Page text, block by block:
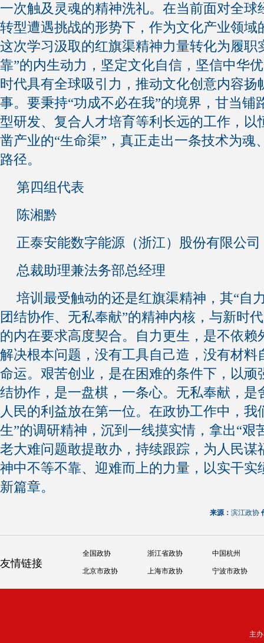
一次触及灵魂的精神洗礼。在当前面对全球
转型遭遇挑战的形势下，作为文化产业领域
这次学习汲取的红旗渠精神力量转化为履职
靠”的内生动力，坚定文化自信，坚信中华
时代具有全球吸引力，推动文化创意内容扬
事。要秉持“功成不必在我”的境界，甘当铺
型研发、复合人才培育等利长远的工作，以
凿产业的“生命渠”，真正走出一条技术为魂
路径。
第四组代表
陈湘黔
正泰安能数字能源（浙江）股份有限公司
总裁助理兼法务部总经理
培训最受触动的还是红旗渠精神，其“自
团结协作、无私奉献”的精神内核，与新时
的内在要求高度契合。自力更生，是不依赖
解决根本问题，没有工具自己造，没有材料
命运。艰苦创业，是在困难的条件下，以顽
结协作，是一盘棋，一条心。无私奉献，是
人民的利益放在第一位。在政协工作中，我
生”的调研精神，沉到一线摸实情，拿出“艰
老大难问题敢提敢办，持续跟踪，为人民谋
神中不等不靠、迎难而上的力量，以实干实
新篇章。
来源： 滨江政协